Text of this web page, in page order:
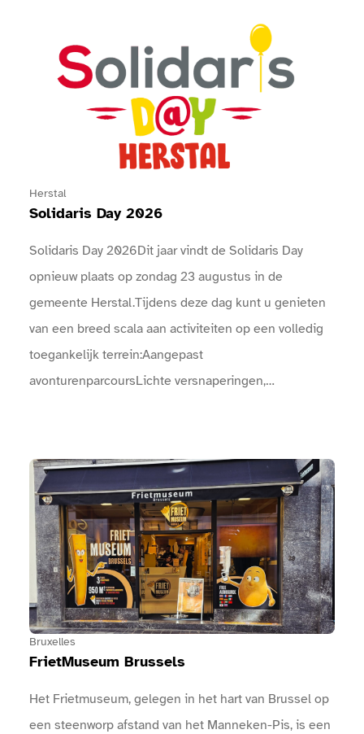
Herstal
Solidaris Day 2026
Solidaris Day 2026Dit jaar vindt de Solidaris Day
opnieuw plaats op zondag 23 augustus in de
gemeente Herstal.Tijdens deze dag kunt u genieten
van een breed scala aan activiteiten op een volledig
toegankelijk terrein:Aangepast
avonturenparcoursLichte versnaperingen,
mee feesten! U zult niet teleurgesteld zijn!Het
volledige programma met concerten, animatie, sport,
…: Een boog markeert de ingang van het
evenement.Bij de ingangen is een infopunt
aanwezig.Er zijn sanitaire voorzieningen
beschikbaar.Er zijn drinkwaterpunten beschikbaar.
Bruxelles
FrietMuseum Brussels
Het Frietmuseum, gelegen in het hart van Brussel op
een steenworp afstand van het Manneken-Pis, is een
Bekijk FrietMuseum Brussels